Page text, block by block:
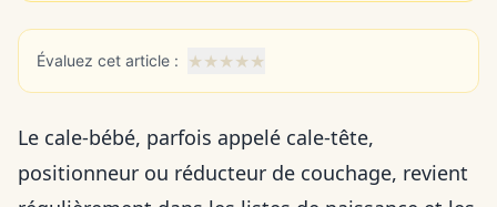
Évaluez cet article : ★★★★★
Le cale-bébé, parfois appelé cale-tête,
positionneur ou réducteur de couchage, revient